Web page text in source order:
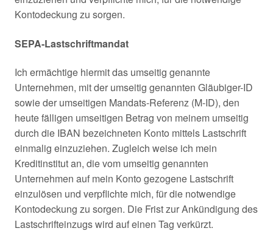
Kontodeckung zu sorgen.
SEPA-Lastschriftmandat
Ich ermächtige hiermit das umseitig genannte
Unternehmen, mit der umseitig genannten Gläubiger-ID
sowie der umseitigen Mandats-Referenz (M-ID), den
heute fälligen umseitigen Betrag von meinem umseitig
durch die IBAN bezeichneten Konto mittels Lastschrift
einmalig einzuziehen. Zugleich weise ich mein
Kreditinstitut an, die vom umseitig genannten
Unternehmen auf mein Konto gezogene Lastschrift
einzulösen und verpflichte mich, für die notwendige
Kontodeckung zu sorgen. Die Frist zur Ankündigung des
Lastschrifteinzugs wird auf einen Tag verkürzt.